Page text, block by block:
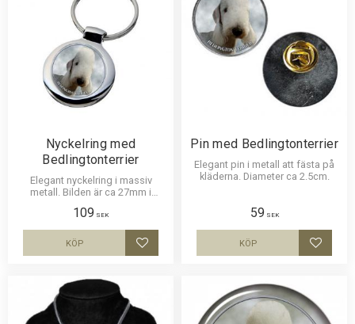
Nyckelring med
Bedlingtonterrier
Elegant nyckelring i massiv
metall. Bilden är ca 27mm i
vara hållbar och ge ett intryck av
djup i bilden.
109 SEK
Lägg till i favoriter
KÖP
Pin med Bedlingtonterrier
Elegant pin i metall att fästa på
kläderna. Diameter ca 2.5cm.
59 SEK
Lägg
KÖP